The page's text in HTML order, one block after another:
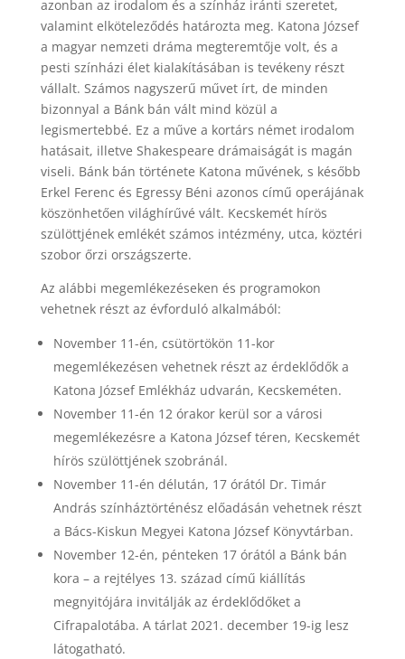
azonban az irodalom és a színház iránti szeretet,
valamint elköteleződés határozta meg. Katona József
a magyar nemzeti dráma megteremtője volt, és a
pesti színházi élet kialakításában is tevékeny részt
vállalt. Számos nagyszerű művet írt, de minden
bizonnyal a Bánk bán vált mind közül a
legismertebbé. Ez a műve a kortárs német irodalom
hatásait, illetve Shakespeare drámaiságát is magán
viseli. Bánk bán története Katona művének, s később
Erkel Ferenc és Egressy Béni azonos című operájának
köszönhetően világhírűvé vált. Kecskemét hírös
szülöttjének emlékét számos intézmény, utca, köztéri
szobor őrzi országszerte.
Az alábbi megemlékezéseken és programokon
vehetnek részt az évforduló alkalmából:
November 11-én, csütörtökön 11-kor
megemlékezésen vehetnek részt az érdeklődők a
Katona József Emlékház udvarán, Kecskeméten.
November 11-én 12 órakor kerül sor a városi
megemlékezésre a Katona József téren, Kecskemét
hírös szülöttjének szobránál.
November 11-én délután, 17 órától Dr. Timár
András színháztörténész előadásán vehetnek részt
a Bács-Kiskun Megyei Katona József Könyvtárban.
November 12-én, pénteken 17 órától a Bánk bán
kora – a rejtélyes 13. század című kiállítás
megnyitójára invitálják az érdeklődőket a
Cifrapalotába. A tárlat 2021. december 19-ig lesz
látogatható.